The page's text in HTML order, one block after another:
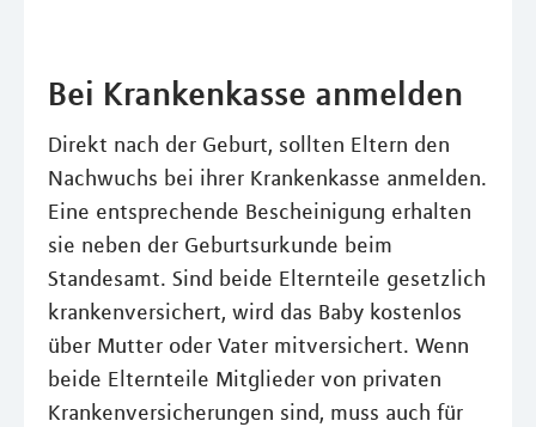
Bei Krankenkasse anmelden
Direkt nach der Geburt, sollten Eltern den
Nachwuchs bei ihrer Krankenkasse anmelden.
Eine entsprechende Bescheinigung erhalten
sie neben der Geburtsurkunde beim
Standesamt. Sind beide Elternteile gesetzlich
krankenversichert, wird das Baby kostenlos
über Mutter oder Vater mitversichert. Wenn
beide Elternteile Mitglieder von privaten
Krankenversicherungen sind, muss auch für